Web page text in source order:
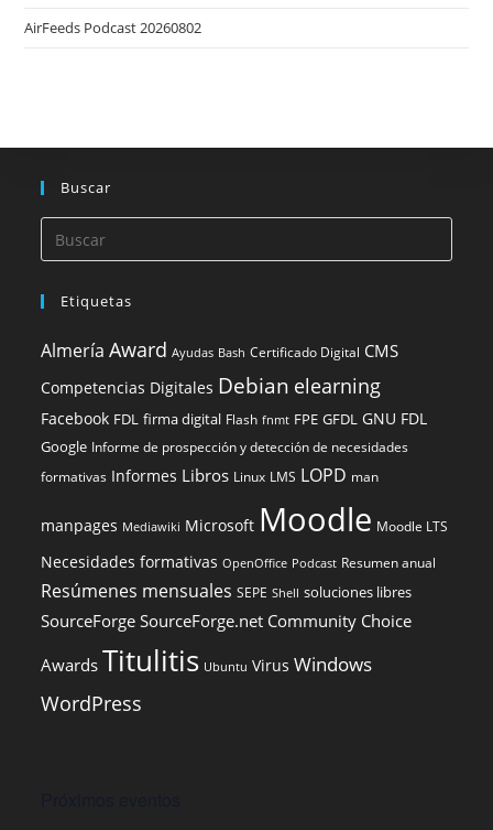
AirFeeds Podcast 20260802
Buscar
Etiquetas
Almería Award Ayudas Bash Certificado Digital CMS
Competencias Digitales Debian elearning
Facebook FDL firma digital Flash fnmt FPE GFDL GNU FDL
Google Informe de prospección y detección de necesidades
formativas Informes Libros Linux LMS LOPD man
manpages Mediawiki Microsoft Moodle Moodle LTS
Necesidades formativas OpenOffice Podcast Resumen anual
Resúmenes mensuales SEPE Shell soluciones libres
SourceForge SourceForge.net Community Choice
Awards Titulitis Ubuntu Virus Windows
WordPress